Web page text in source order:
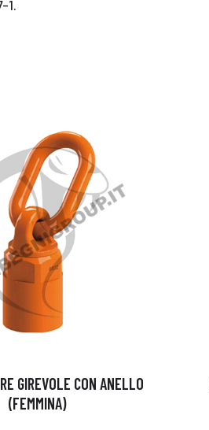
1.
GIREVOLE CON ANELLO
(FEMMINA)